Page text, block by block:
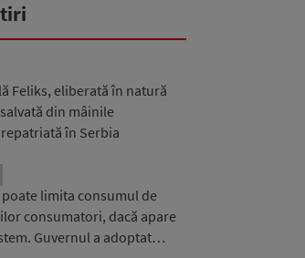
Feliks, eliberată în natură
din mâinile
în Serbia
limita consumul de
consumatori, dacă apare
Guvernul a adoptat…